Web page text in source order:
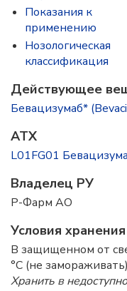
Показания к
применению
Нозологическая
классификация
Действующее
Бевацизумаб*
ATX
L01FG01
Владелец РУ
Р-Фарм АО
Условия хранения
В защищенном от
°C (не
Хранить в